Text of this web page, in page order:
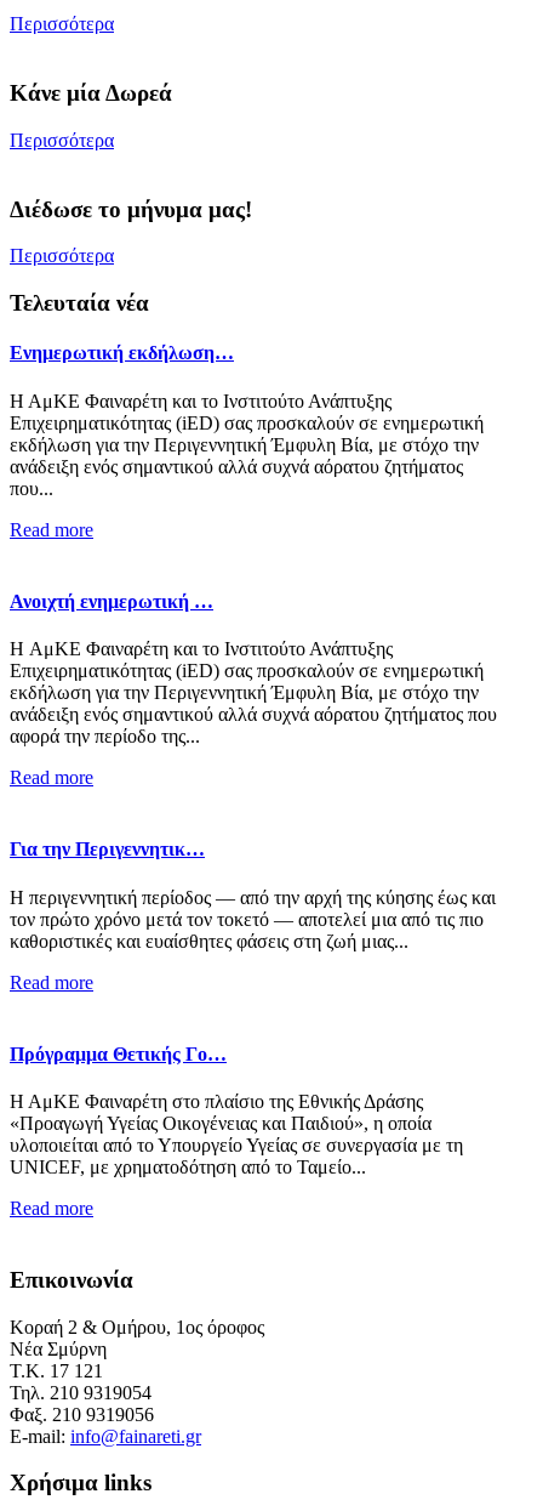
Περισσότερα
Κάνε μία Δωρεά
Περισσότερα
Διέδωσε το μήνυμα μας!
Περισσότερα
Τελευταία νέα
Ενημερωτική εκδήλωση…
Η ΑμΚΕ Φαιναρέτη και το Ινστιτούτο Ανάπτυξης
Επιχειρηματικότητας (iED) σας προσκαλούν σε ενημερωτική
εκδήλωση για την Περιγεννητική Έμφυλη Βία, με στόχο την
ανάδειξη ενός σημαντικού αλλά συχνά αόρατου ζητήματος
που...
Read more
Ανοιχτή ενημερωτική …
Η ΑμΚΕ Φαιναρέτη και το Ινστιτούτο Ανάπτυξης
Επιχειρηματικότητας (iED) σας προσκαλούν σε ενημερωτική
εκδήλωση για την Περιγεννητική Έμφυλη Βία, με στόχο την
ανάδειξη ενός σημαντικού αλλά συχνά αόρατου ζητήματος που
αφορά την περίοδο της...
Read more
Για την Περιγεννητικ…
Η περιγεννητική περίοδος — από την αρχή της κύησης έως και
τον πρώτο χρόνο μετά τον τοκετό — αποτελεί μια από τις πιο
καθοριστικές και ευαίσθητες φάσεις στη ζωή μιας...
Read more
Πρόγραμμα Θετικής Γο…
Η ΑμΚΕ Φαιναρέτη στο πλαίσιο της Εθνικής Δράσης
«Προαγωγή Υγείας Οικογένειας και Παιδιού», η οποία
υλοποιείται από το Υπουργείο Υγείας σε συνεργασία με τη
UNICEF, με χρηματοδότηση από το Ταμείο...
Read more
Eπικοινωνία
Κοραή 2 & Ομήρου, 1ος όροφος
Νέα Σμύρνη
Τ.Κ. 17 121
Τηλ. 210 9319054
Φαξ. 210 9319056
E-mail: info@fainareti.gr
Χρήσιμα links